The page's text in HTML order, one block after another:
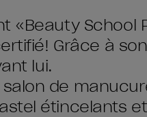
«Beauty School
Grâce à
lui.
de
étincelants